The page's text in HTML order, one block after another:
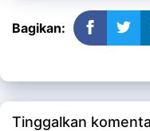
Bagikan:
Tinggalkan